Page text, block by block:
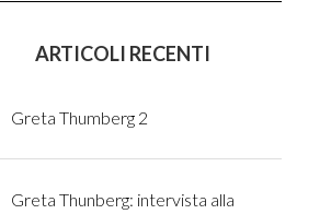
ARTICOLI RECENTI
Greta Thumberg 2
Greta Thunberg: intervista alla